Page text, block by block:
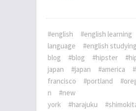
#english #english learning
language
#english studying
blog
#blog #hipster
japan
#japan #america
francisco
#portland
n
#new
york
#harajuku